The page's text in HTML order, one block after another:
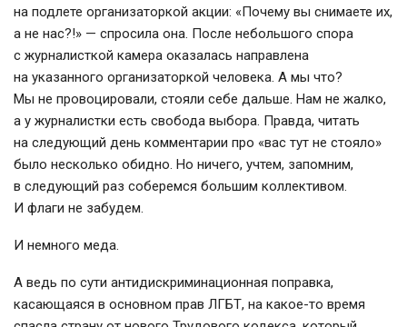
на подлете организаторкой акции: «Почему вы снимаете их,
а не нас?!» — спросила она. После небольшого спора
с журналисткой камера оказалась направлена
на указанного организаторкой человека. А мы что?
Мы не провоцировали, стояли себе дальше. Нам не жалко,
а у журналистки есть свобода выбора. Правда, читать
на следующий день комментарии про «вас тут не стояло»
было несколько обидно. Но ничего, учтем, запомним,
в следующий раз соберемся большим коллективом.
И флаги не забудем.
И немного меда.
А ведь по сути антидискриминационная поправка,
касающаяся в основном прав ЛГБТ, на какое-то время